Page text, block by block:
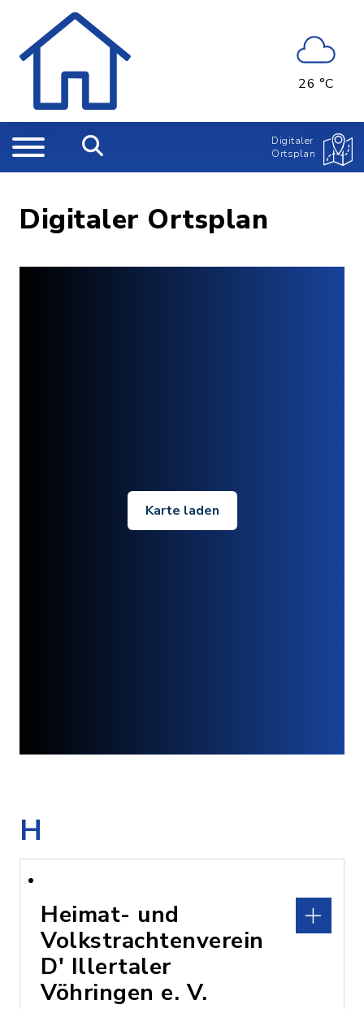
26 °C
Digitaler
Ortsplan
Digitaler Ortsplan
Karte laden
H
Heimat- und
Volkstrachtenverein
D' Illertaler
Vöhringen e. V.